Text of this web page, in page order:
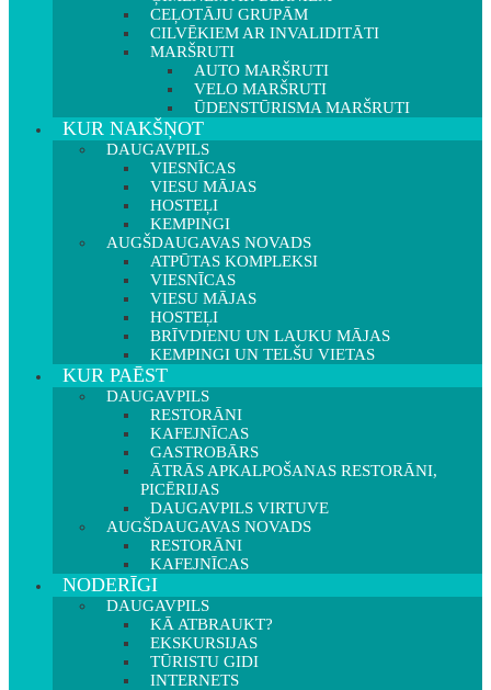
CEĻOTĀJU GRUPĀM
CILVĒKIEM AR INVALIDITĀTI
MARŠRUTI
AUTO MARŠRUTI
VELO MARŠRUTI
ŪDENSTŪRISMA MARŠRUTI
KUR NAKŠŅOT
DAUGAVPILS
VIESNĪCAS
VIESU MĀJAS
HOSTEĻI
KEMPINGI
AUGŠDAUGAVAS NOVADS
ATPŪTAS KOMPLEKSI
VIESNĪCAS
VIESU MĀJAS
HOSTEĻI
BRĪVDIENU UN LAUKU MĀJAS
KEMPINGI UN TELŠU VIETAS
KUR PAĒST
DAUGAVPILS
RESTORĀNI
KAFEJNĪCAS
GASTROBĀRS
ĀTRĀS APKALPOŠANAS RESTORĀNI,
PICĒRIJAS
DAUGAVPILS VIRTUVE
AUGŠDAUGAVAS NOVADS
RESTORĀNI
KAFEJNĪCAS
NODERĪGI
DAUGAVPILS
KĀ ATBRAUKT?
EKSKURSIJAS
TŪRISTU GIDI
INTERNETS